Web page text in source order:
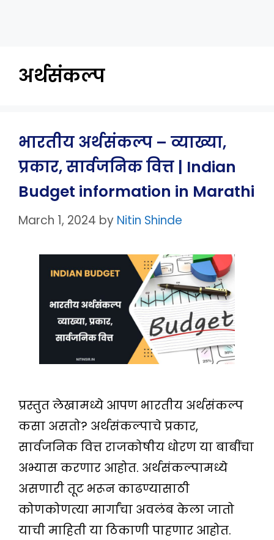
अर्थसंकल्प
भारतीय अर्थसंकल्प – व्याख्या,
प्रकार, सार्वजनिक वित्त | Indian
Budget information in Marathi
March 1, 2024 by Nitin Shinde
प्रस्तुत लेखामध्ये आपण भारतीय अर्थसंकल्प
कसा असतो? अर्थसंकल्पाचे प्रकार,
सार्वजनिक वित्त राजकोषीय धोरण या बाबींचा
अभ्यास करणार आहोत. अर्थसंकल्पामध्ये
असणारी तूट भरून काढण्यासाठी
कोणकोणत्या मार्गांचा अवलंब केला जातो
याची माहिती या ठिकाणी पाहणार आहोत.